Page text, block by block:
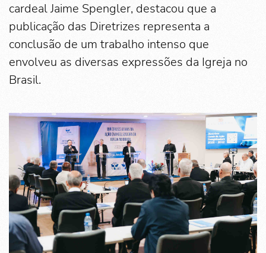
cardeal Jaime Spengler, destacou que a
publicação das Diretrizes representa a
conclusão de um trabalho intenso que
envolveu as diversas expressões da Igreja no
Brasil.